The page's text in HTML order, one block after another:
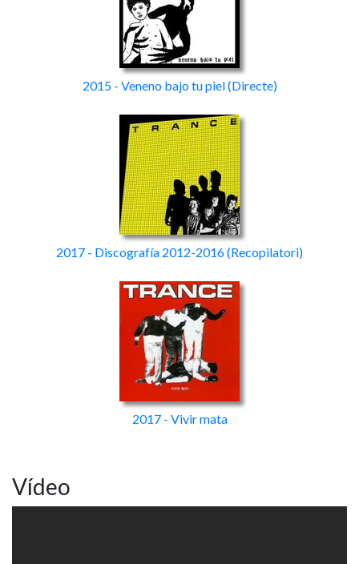
2015 - Veneno bajo tu piel(Directe)
2017 - Discografía 2012-2016(Recopilatori)
2017 - Vivir mata
Vídeo